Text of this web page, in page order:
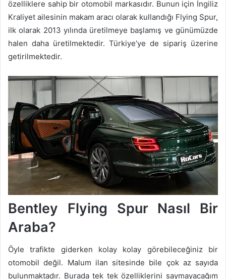
özelliklere sahip bir otomobil markasıdır. Bunun için İngiliz
Kraliyet ailesinin makam aracı olarak kullandığı Flying Spur,
ilk olarak 2013 yılında üretilmeye başlamış ve günümüzde
halen daha üretilmektedir. Türkiye’ye de sipariş üzerine
getirilmektedir.
Bentley Flying Spur Nasıl Bir
Araba?
Öyle trafikte giderken kolay kolay görebileceğiniz bir
otomobil değil. Malum ilan sitesinde bile çok az sayıda
bulunmaktadır. Burada tek tek özelliklerini saymayacağım